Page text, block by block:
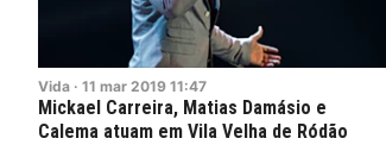
Vida · 11 mar 2019 11:47
Mickael Carreira, Matias Damásio e
Calema atuam em Vila Velha de Ródão